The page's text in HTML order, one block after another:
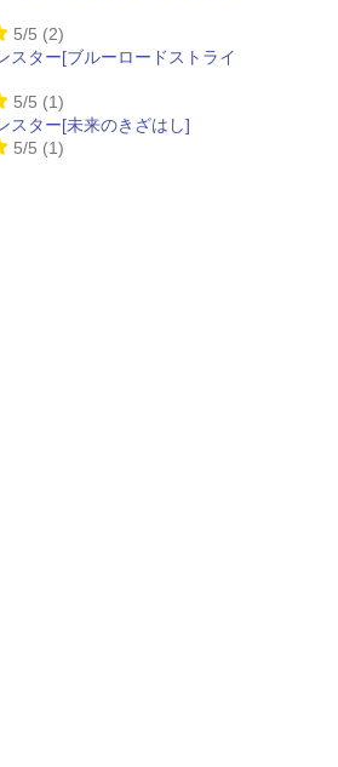
5/5 (2)
スター[ブルーロードストライ
5/5 (1)
スター[未来のきざはし]
5/5 (1)